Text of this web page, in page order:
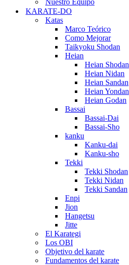
Nuestro Equipo
KARATE-DO
Katas
Marco Teórico
Como Mejorar
Taikyoku Shodan
Heian
Heian Shodan
Heian Nidan
Heian Sandan
Heian Yondan
Heian Godan
Bassai
Bassai-Dai
Bassai-Sho
kanku
Kanku-dai
Kanku-sho
Tekki
Tekki Shodan
Tekki Nidan
Tekki Sandan
Enpi
Jion
Hangetsu
Jitte
El Karategi
Los OBI
Objetivo del karate
Fundamentos del karate